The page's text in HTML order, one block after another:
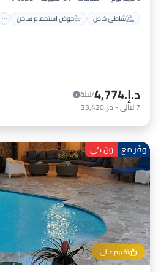
شاطئ خاص
حوض استحمام ساخن
د.إ.‏4,774
/ليلة
7ليالي- د.إ.‏33,420
تقييم عالي
وفّر مع ون كي